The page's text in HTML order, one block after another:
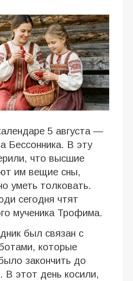
5 августа —
Бессонника. В эту
что высшие
им вещие сны,
уметь толковать.
сегодня чтят
мученика Трофима.
был связан с
которые
закончить до
В этот день косили,